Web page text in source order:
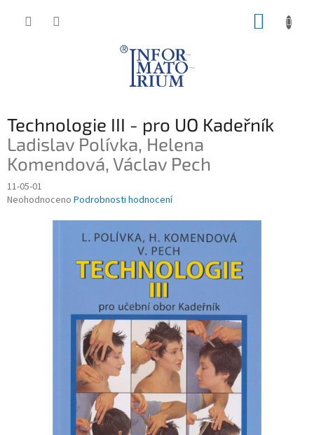
Technologie III - pro UO Kadeřník
Ladislav Polívka, Helena
Komendová, Václav Pech
11-05-01
Průměrné
Neohodnoceno Podrobnosti hodnocení